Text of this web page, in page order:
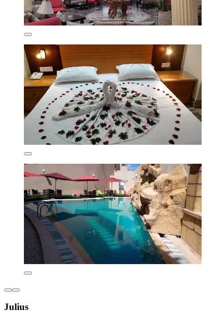
Julius